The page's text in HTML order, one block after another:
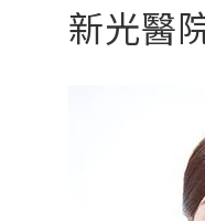
新光醫